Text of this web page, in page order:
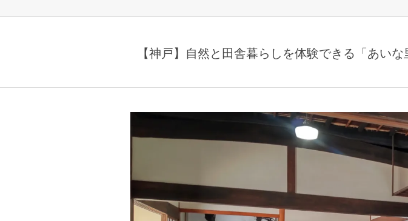
【神戸】自然と田舎暮らしを体験できる「あい